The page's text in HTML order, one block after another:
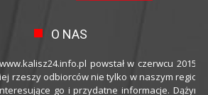
O NAS
powstał w czerwcu 2015
rzeszy odbiorców nie tylko w naszym
go i przydatne informacje.